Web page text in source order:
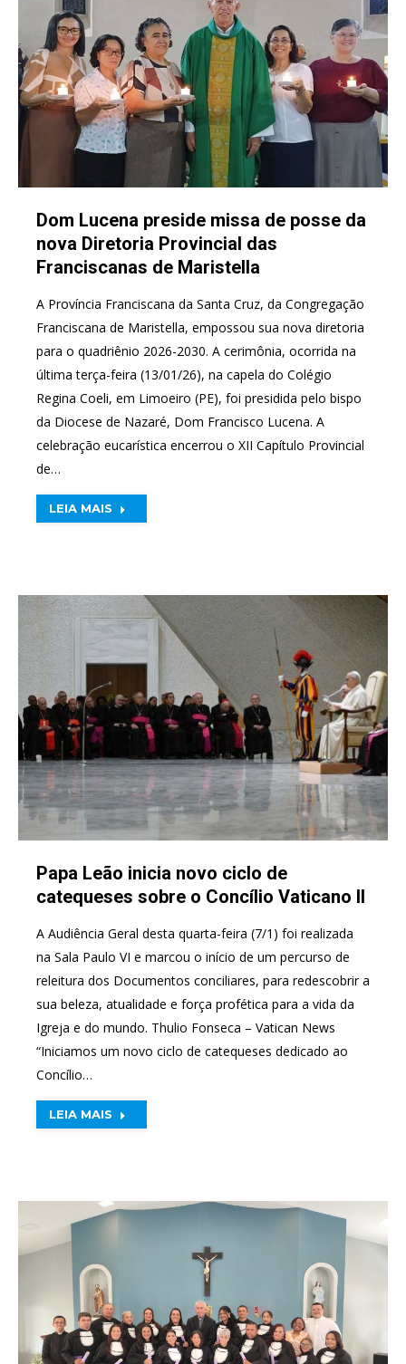
Dom Lucena preside missa de posse da
nova Diretoria Provincial das
Franciscanas de Maristella
A Província Franciscana da Santa Cruz, da Congregação
Franciscana de Maristella, empossou sua nova diretoria
para o quadriênio 2026-2030. A cerimônia, ocorrida na
última terça-feira (13/01/26), na capela do Colégio
Regina Coeli, em Limoeiro (PE), foi presidida pelo bispo
da Diocese de Nazaré, Dom Francisco Lucena. A
celebração eucarística encerrou o XII Capítulo Provincial
de…
LEIA MAIS
Papa Leão inicia novo ciclo de
catequeses sobre o Concílio Vaticano II
A Audiência Geral desta quarta-feira (7/1) foi realizada
na Sala Paulo VI e marcou o início de um percurso de
releitura dos Documentos conciliares, para redescobrir a
sua beleza, atualidade e força profética para a vida da
Igreja e do mundo. Thulio Fonseca – Vatican News
“Iniciamos um novo ciclo de catequeses dedicado ao
Concílio…
LEIA MAIS